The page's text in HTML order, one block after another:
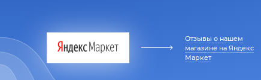
Отзывы о нашем
магазине на Яндекс
Маркет